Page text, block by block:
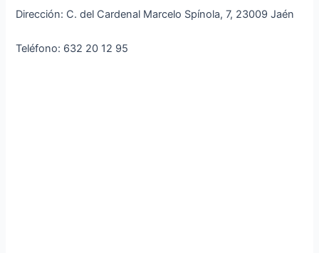
Dirección: C. del Cardenal Marcelo Spínola, 7, 23009 Jaén
Teléfono: 632 20 12 95